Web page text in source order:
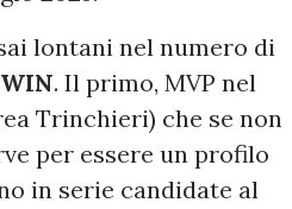
lontani nel numero di
. Il primo, MVP nel
Trinchieri) che se non
per essere un profilo
in serie candidate al